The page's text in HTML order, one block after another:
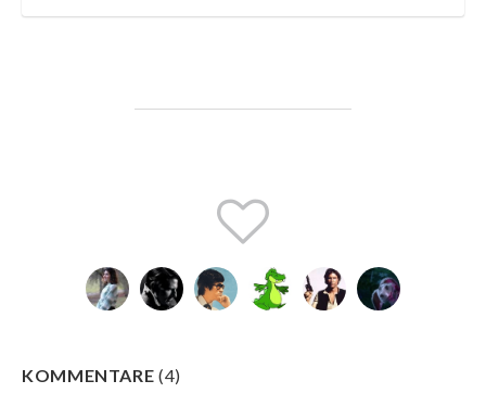
KOMMENTARE(4)